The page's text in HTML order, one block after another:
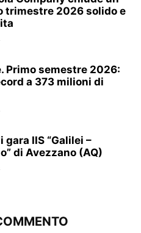
trimestre 2026 solido e
Primo semestre 2026:
a 373 milioni di
gara IIS “Galilei –
di Avezzano (AQ)